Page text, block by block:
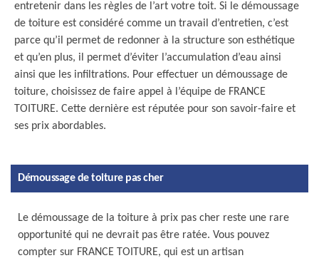
entretenir dans les règles de l’art votre toit. Si le démoussage
de toiture est considéré comme un travail d’entretien, c’est
parce qu’il permet de redonner à la structure son esthétique
et qu’en plus, il permet d’éviter l’accumulation d’eau ainsi
ainsi que les infiltrations. Pour effectuer un démoussage de
toiture, choisissez de faire appel à l’équipe de FRANCE
TOITURE. Cette dernière est réputée pour son savoir-faire et
ses prix abordables.
Démoussage de toiture pas cher
Le démoussage de la toiture à prix pas cher reste une rare
opportunité qui ne devrait pas être ratée. Vous pouvez
compter sur FRANCE TOITURE, qui est un artisan